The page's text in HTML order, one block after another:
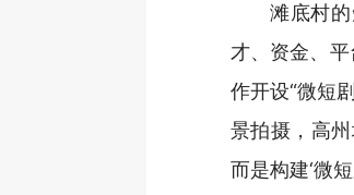
滩底村
才、资金、
作开设“微短
景拍摄，高
而是构建‘微